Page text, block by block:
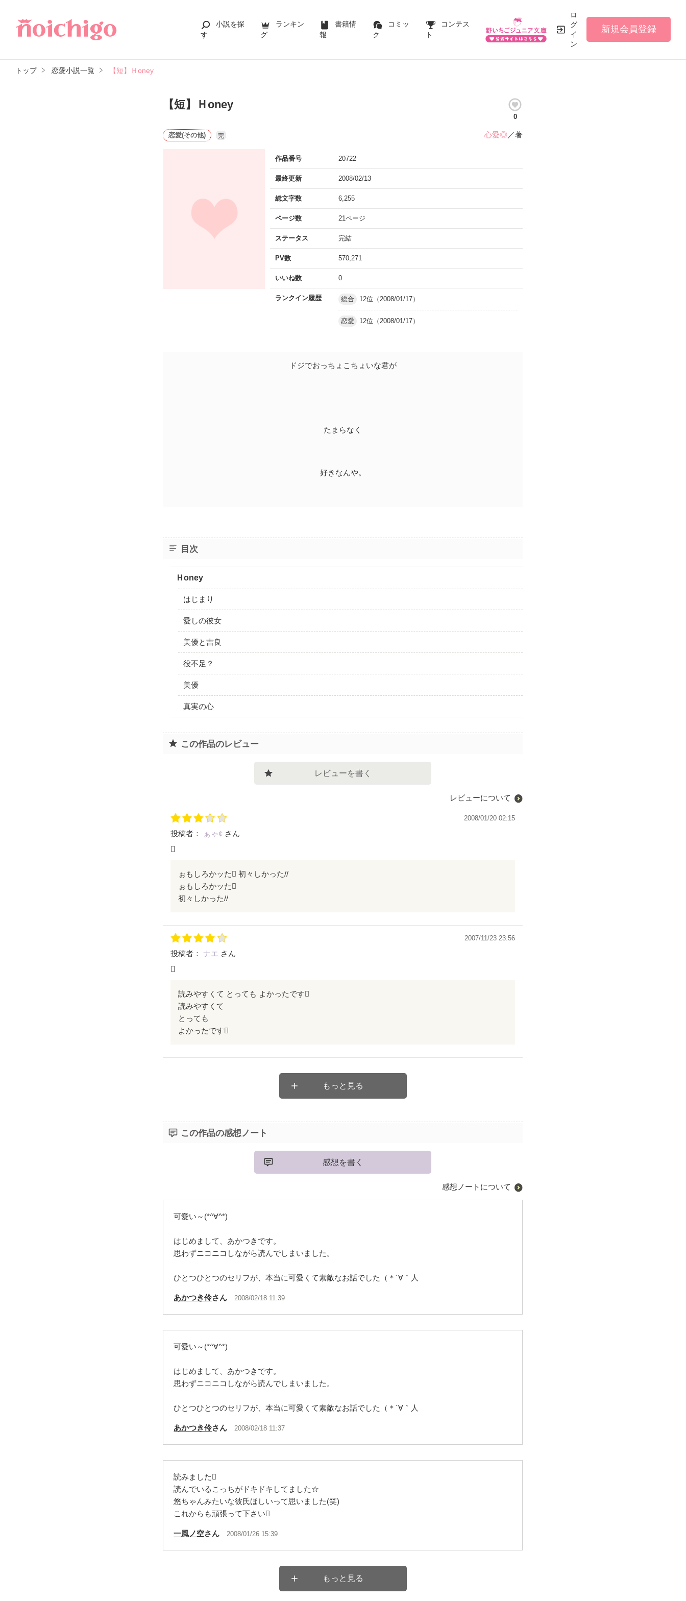
小説を探
す
ランキン
グ
書籍情
報
コミッ
ク
コンテス
ト
ロ
グ
イ
ン
新規会員登録
トップ 恋愛小説一覧 【短】Ｈoney
【短】Ｈoney
0
恋愛(その他) 完 心愛◎／著
作品番号 20722
最終更新 2008/02/13
総文字数 6,255
ページ数 21ページ
ステータス 完結
PV数 570,271
いいね数 0
ランクイン履歴 総合 12位（2008/01/17）
恋愛 12位（2008/01/17）
ドジでおっちょこちょいな君が
たまらなく
好きなんや。
目次
Ｈoney
はじまり
愛しの彼女
美優と吉良
役不足？
美優
真実の心
この作品のレビュー
レビューを書く
レビューについて
2008/01/20 02:15
投稿者： ぁゃ¢ さん

ぉもしろかッた 初々しかった//
ぉもしろかッた
初々しかった//
2007/11/23 23:56
投稿者：ナエ さん

読みやすくて とっても よかったです
読みやすくて
とっても
よかったです
もっと見る
この作品の感想ノート
感想を書く
感想ノートについて
可愛い～(*^∀^*)
はじめまして、あかつきです。
思わずニコニコしながら読んでしまいました。
ひとつひとつのセリフが、本当に可愛くて素敵なお話でした（＊´∀｀人
あかつき伶さん 2008/02/18 11:39
可愛い～(*^∀^*)
はじめまして、あかつきです。
思わずニコニコしながら読んでしまいました。
ひとつひとつのセリフが、本当に可愛くて素敵なお話でした（＊´∀｀人
あかつき伶さん 2008/02/18 11:37
読みました
読んでいるこっちがドキドキしてました☆
悠ちゃんみたいな彼氏ほしいって思いました(笑)
これからも頑張って下さい
一風ノ空さん 2008/01/26 15:39
もっと見る